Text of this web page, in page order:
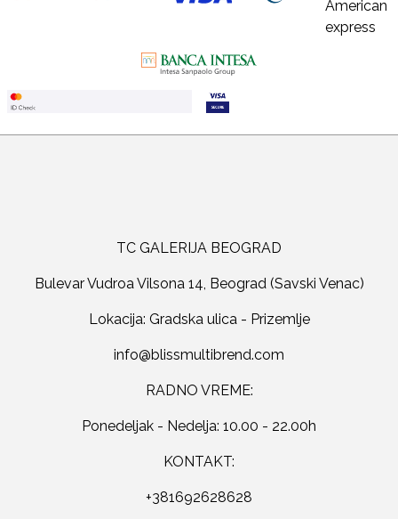
TC GALERIJA BEOGRAD
Bulevar Vudroa Vilsona 14, Beograd (Savski Venac)
Lokacija: Gradska ulica - Prizemlje
RADNO VREME:
Ponedeljak - Nedelja: 10.00 - 22.00h
KONTAKT:
+381692628628